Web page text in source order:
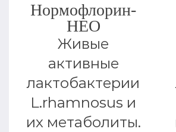
Нормофлорин-
НЕО
Живые
активные
лактобактерии
L.rhamnosus и
их метаболиты.